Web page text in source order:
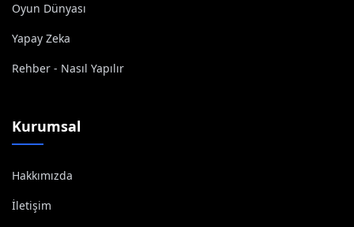
Oyun Dünyası
Yapay Zeka
Rehber - Nasıl Yapılır
Kurumsal
Hakkımızda
İletişim